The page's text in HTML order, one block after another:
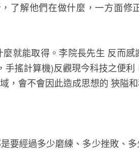
了解他們在做什麼，一方面修
就能取得。李院長先生 反而
搖計算機)反觀現今科技之便
，會不會因此造成思想的 狹隘
要經過多少磨練、多少挫敗、